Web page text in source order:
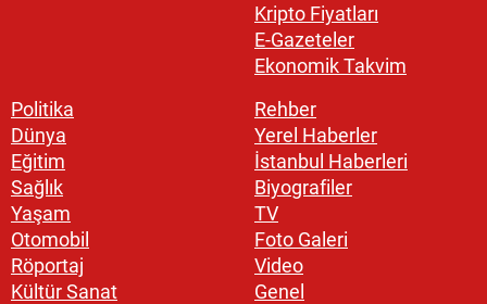
Kripto Fiyatları
E-Gazeteler
Ekonomik Takvim
Politika
Dünya
Eğitim
Sağlık
Yaşam
Otomobil
Röportaj
Kültür Sanat
Rehber
Yerel Haberler
İstanbul Haberleri
Biyografiler
TV
Foto Galeri
Video
Genel